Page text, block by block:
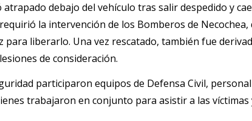
debajo del vehículo tras salir despedido y
la intervención de los Bomberos de Necochea,
liberarlo. Una vez rescatado, también fue
de consideración.
participaron equipos de Defensa Civil,
trabajaron en conjunto para asistir a las víctimas